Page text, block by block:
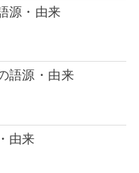
源・由来
語源・由来
由来